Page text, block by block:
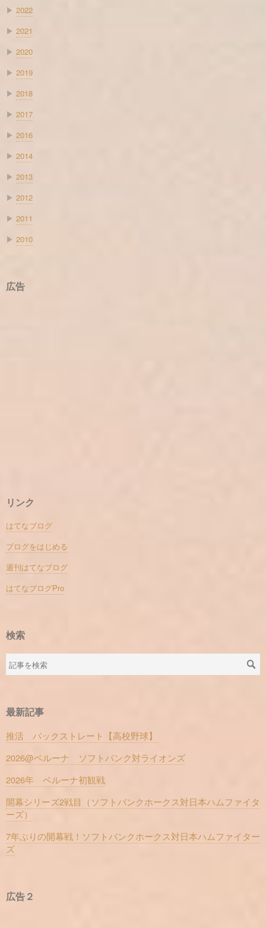
▶ 2022
▶ 2021
▶ 2020
▶ 2019
▶ 2018
▶ 2017
▶ 2016
▶ 2014
▶ 2013
▶ 2012
▶ 2011
▶ 2010
広告
リンク
はてなブログ
ブログをはじめる
週刊はてなブログ
はてなブログPro
検索
最新記事
推活 バックストレート【高校野球】
2026@ベルーナ ソフトバンク対ライオンズ
2026年 ベルーナ初観戦
開幕シリーズ2戦目（ソフトバンクホークス対日本ハムファイタ
ーズ）
7年ぶりの開幕戦！ソフトバンクホークス対日本ハムファイター
ズ
広告２